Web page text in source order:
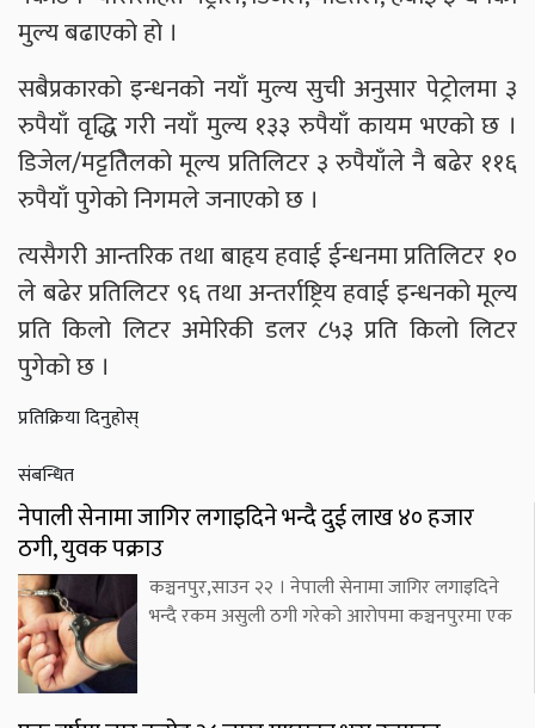
मुल्य बढाएको हो ।
सबैप्रकारको इन्धनको नयाँ मुल्य सुची अनुसार पेट्रोलमा ३
रुपैयाँ वृद्धि गरी नयाँ मुल्य १३३ रुपैयाँ कायम भएको छ ।
डिजेल/मट्टतिेलको मूल्य प्रतिलिटर ३ रुपैयाँले नै बढेर ११६
रुपैयाँ पुगेको निगमले जनाएको छ ।
त्यसैगरी आन्तरिक तथा बाहृय हवाई ईन्धनमा प्रतिलिटर १०
ले बढेर प्रतिलिटर ९६ तथा अन्तर्राष्ट्रिय हवाई इन्धनको मूल्य
प्रति किलो लिटर अमेरिकी डलर ८५३ प्रति किलो लिटर
पुगेको छ ।
प्रतिक्रिया दिनुहोस्
संबन्धित
नेपाली सेनामा जागिर लगाइदिने भन्दै दुई लाख ४० हजार
ठगी, युवक पक्राउ
कञ्चनपुर,साउन २२ । नेपाली सेनामा जागिर लगाइदिने
भन्दै रकम असुली ठगी गरेको आरोपमा कञ्चनपुरमा एक